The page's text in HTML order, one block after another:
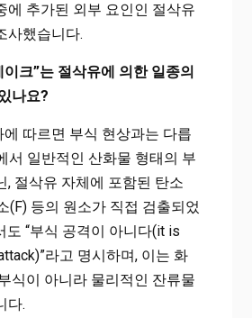
에 추가된 외부 요인인 절삭유
사했습니다.
이크”는 절삭유에 의한 일종의
나요?
따르면 부식 현상과는 다릅
서 일반적인 산화물 형태의 부
, 절삭유 자체에 포함된 탄소
(F) 등의 원소가 직접 검출되었
도 “부식 공격이 아니다(it is
라고 명시하며, 이는 화
식이 아니라 물리적인 잔류물
다.